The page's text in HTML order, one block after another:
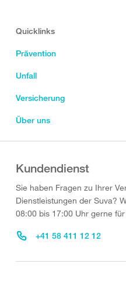
Quicklinks
Prävention
Unfall
Versicherung
Über uns
Kundendienst
Sie haben Fragen zu Ihrer
Dienstleistungen der Suva?
08:00 bis 17:00 Uhr gerne
+41 58 411 12 12